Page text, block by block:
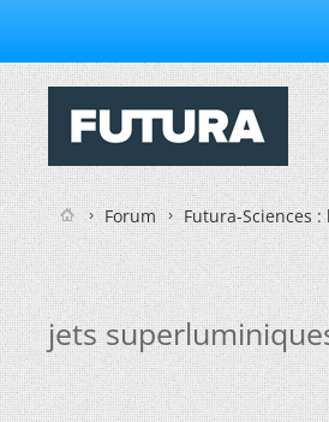
Forum Futura-Sciences
jets